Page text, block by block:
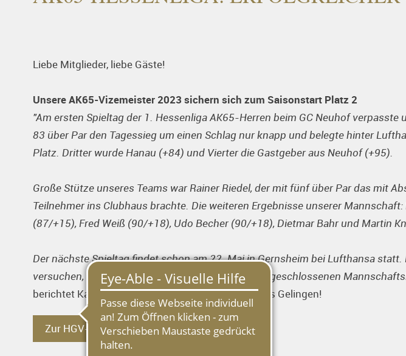
Liebe Mitglieder, liebe Gäste!
Unsere AK65-Vizemeister 2023 sichern sich zum Saisonstart Platz 2
"Am ersten Spieltag der 1. Hessenliga AK65-Herren beim GC Neuhof verpasste
83 über Par den Tagessieg um einen Schlag nur knapp und belegte hinter
Platz. Dritter wurde Hanau (+84) und Vierter die Gastgeber aus Neuhof (+95).
Große Stütze unseres Teams war Rainer Riedel, der mit fünf über Par das mit
Teilnehmer ins Clubhaus brachte. Die weiteren Ergebnisse unserer
(87/+15), Fred Weiß (90/+18), Udo Becher (90/+18), Dietmar Bahr und Martin
Der nächste Spieltag findet schon am 22. Mai in Gernsheim bei Lufthansa
versuchen, uns weiter zu verbessern und mit einer geschlossenen
berichtet Kapitän Alfred Weiß – wir wünschen gutes Gelingen!
Zur HGV-Tabelle 1. AK65-Hessenliga Herren